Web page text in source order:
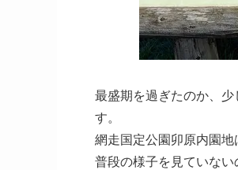
最盛期を過ぎたのか、
す。
網走国定公園卯原内園
普段の様子を見ていな